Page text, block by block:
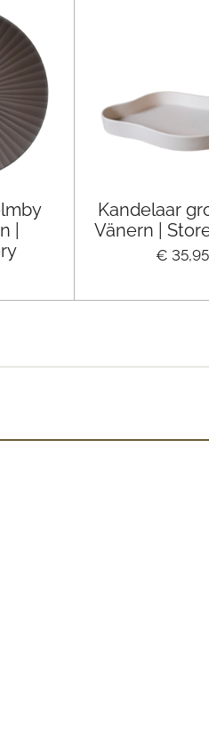
|
Kandelaar
Vänern |
€ 35,95